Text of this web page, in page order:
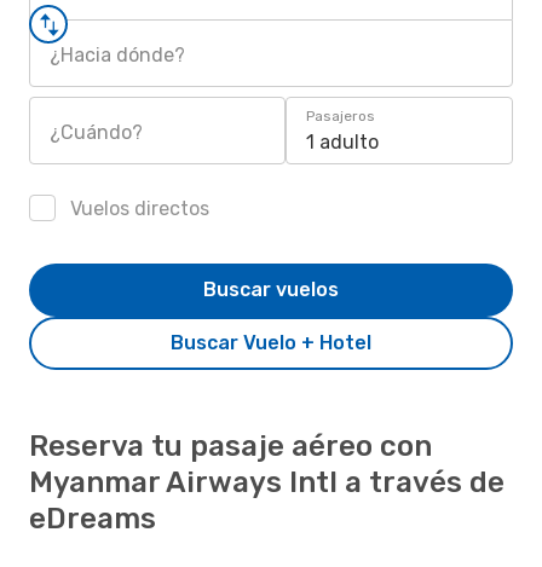
¿Hacia dónde?
¿Cuándo?
Pasajeros
1 adulto
Vuelos directos
Buscar Vuelo + Hotel
Buscar vuelos
Reserva tu pasaje aéreo con
Myanmar Airways Intl a través de
eDreams